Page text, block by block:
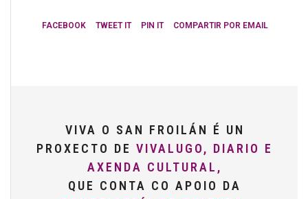
FACEBOOK TWEET IT PIN IT COMPARTIR POR EMAIL
VIVA O SAN FROILÁN É UN
PROXECTO DE VIVALUGO, DIARIO E
AXENDA CULTURAL,
QUE CONTA CO APOIO DA